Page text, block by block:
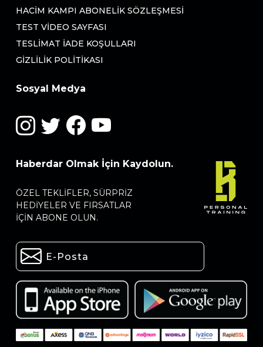
HACIM KAMPI ABONELIK SÖZLEŞMESI
TEST VIDEO SAYFASI
TESLIMAT İADE KOŞULLARI
GIZLILIK POLITIKASI
Sosyal Medya
Haberdar Olmak İçin Kaydolun.
ÖZEL TEKLIFLER, SÜRPRIZ
HEDIYELER VE FIRSATLAR
IÇIN ABONE OLUN.